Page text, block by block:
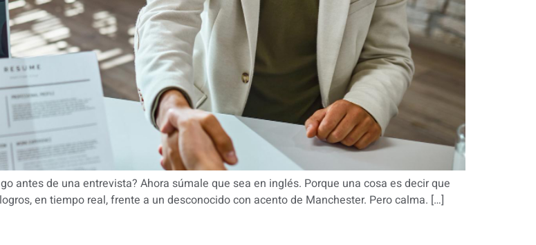
antes de una entrevista? Ahora súmale que sea en inglés. Porque una cosa es decir que
en tiempo real, frente a un desconocido con acento de Manchester. Pero calma. […]